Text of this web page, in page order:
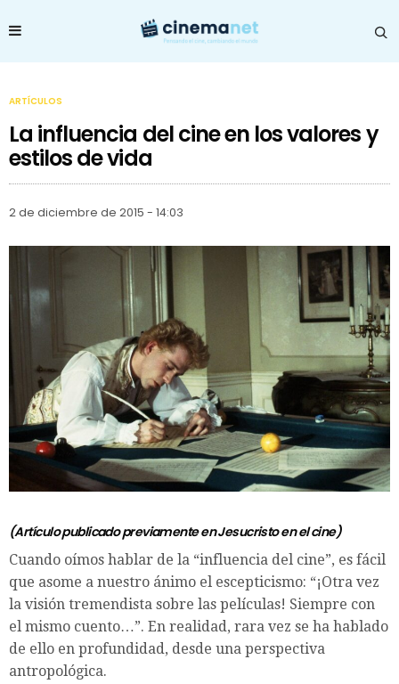
ARTÍCULOS
La influencia del cine en los valores y
estilos de vida
2 de diciembre de 2015 - 14:03
(Artículo publicado previamente enJesucristo en el cine)
Cuando oímos hablar de la “influencia del cine”, es fácil
que asome a nuestro ánimo el escepticismo: “¡Otra vez
la visión tremendista sobre las películas! Siempre con
el mismo cuento…”. En realidad, rara vez se ha hablado
de ello en profundidad, desde una perspectiva
antropológica.